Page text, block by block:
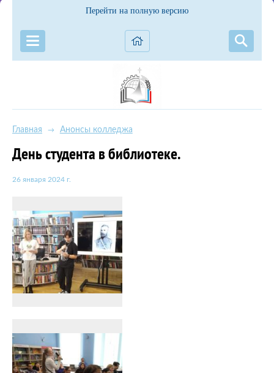
Перейти на полную версию
Главная → Анонсы колледжа
День студента в библиотеке.
26 января 2024 г.